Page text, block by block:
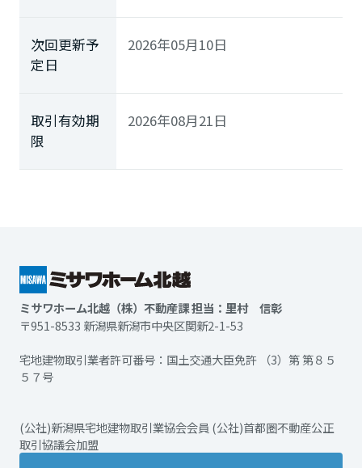
次回更新予
定日
2026年05月10日
取引有効期
限
2026年08月21日
ミサワホーム北越（株）不動産課 担当：里村 信彰
〒951-8533 新潟県新潟市中央区関新2-1-53
宅地建物取引業者許可番号：国土交通大臣免許 （3）第 第８５
５７号
(公社)新潟県宅地建物取引業協会会員 (公社)首都圏不動産公正
取引協議会加盟